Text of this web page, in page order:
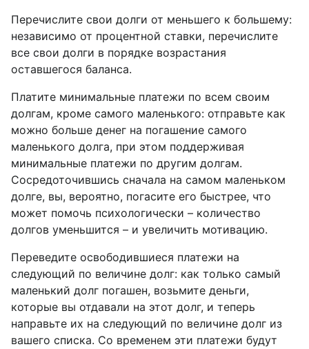
Перечислите свои долги от меньшего к большему:
независимо от процентной ставки, перечислите
все свои долги в порядке возрастания
оставшегося баланса.
Платите минимальные платежи по всем своим
долгам, кроме самого маленького: отправьте как
можно больше денег на погашение самого
маленького долга, при этом поддерживая
минимальные платежи по другим долгам.
Сосредоточившись сначала на самом маленьком
долге, вы, вероятно, погасите его быстрее, что
может помочь психологически – количество
долгов уменьшится – и увеличить мотивацию.
Переведите освободившиеся платежи на
следующий по величине долг: как только самый
маленький долг погашен, возьмите деньги,
которые вы отдавали на этот долг, и теперь
направьте их на следующий по величине долг из
вашего списка. Со временем эти платежи будут